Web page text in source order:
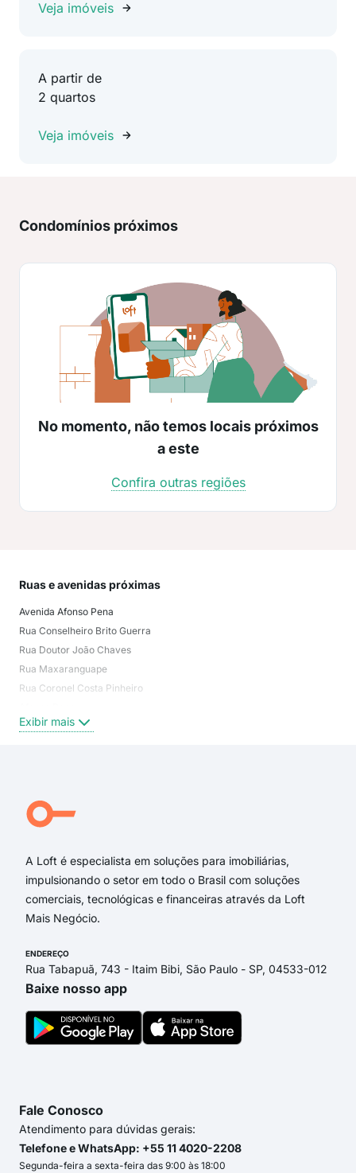
Veja imóveis
A partir de
2 quartos
Veja imóveis
Condomínios próximos
No momento, não temos locais próximos
a este
Confira outras regiões
Ruas e avenidas próximas
Avenida Afonso Pena
Rua Conselheiro Brito Guerra
Rua Doutor João Chaves
Rua Maxaranguape
Rua Coronel Costa Pinheiro
Ceará Mirim
Rua Alda Ramalho Pereira
Rua Ciro Monteiro
Exibir mais
A Loft é especialista em soluções para imobiliárias,
impulsionando o setor em todo o Brasil com soluções
comerciais, tecnológicas e financeiras através da Loft
Mais Negócio.
ENDEREÇO
Rua Tabapuã, 743 - Itaim Bibi, São Paulo - SP, 04533-012
Baixe nosso app
Fale Conosco
Atendimento para dúvidas gerais:
Telefone e WhatsApp: +55 11 4020-2208
Segunda-feira a sexta-feira das 9:00 às 18:00